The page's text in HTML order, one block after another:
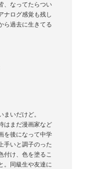
、なってたらつい
ナログ感覚も残し
ら過去に生きてる
いだけど。
はまだ漫画家など
を後になって中学
手いと調子のった
付け、色を塗るこ
。同級生や友達に